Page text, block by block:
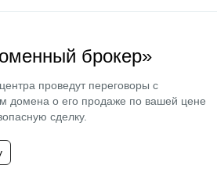
брокер»
проведут переговоры с
домена о его продаже по вашей цене
сделку.